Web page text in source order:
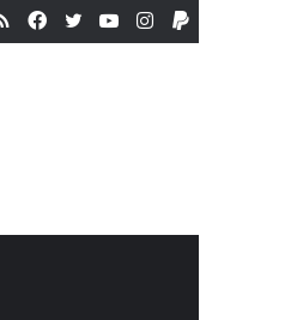
PayPal
Instagram
YouTube
Twitter
Facebook
RSS